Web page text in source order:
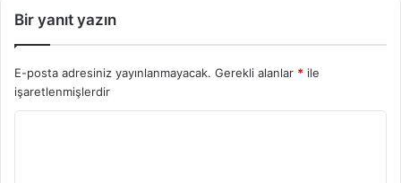
Bir yanıt yazın
E-posta adresiniz yayınlanmayacak. Gerekli alanlar * ile
işaretlenmişlerdir